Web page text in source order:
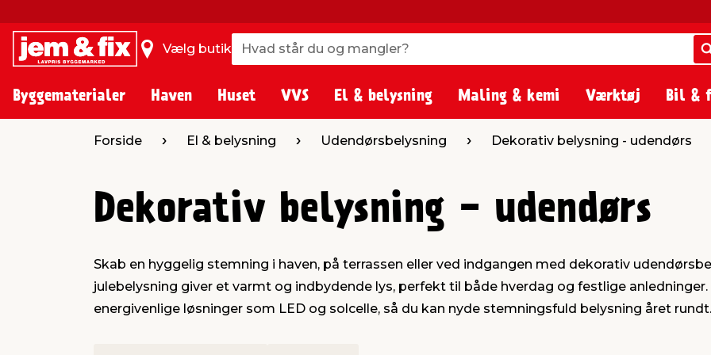
Vælg butik Hvad står du og mangler?
Hvad står du og mangler?
Byggematerialer Haven Huset VVS El & belysning Maling & kemi Værktøj Bil &
Forside El & belysning Udendørsbelysning Dekorativ belysning - udendørs
Dekorativ belysning - udendørs
Skab en hyggelig stemning i haven, på terrassen eller ved indgangen med dekorativ
julebelysning giver et varmt og indbydende lys, perfekt til både hverdag og festlige
energivenlige løsninger som LED og solcelle, så du kan nyde stemningsfuld belysning året rundt.